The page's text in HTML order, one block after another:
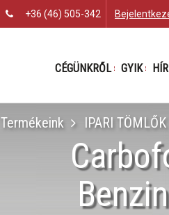
+36 (46) 505-342
CÉGÜNKRŐL GYIK
Termékeink IPARI